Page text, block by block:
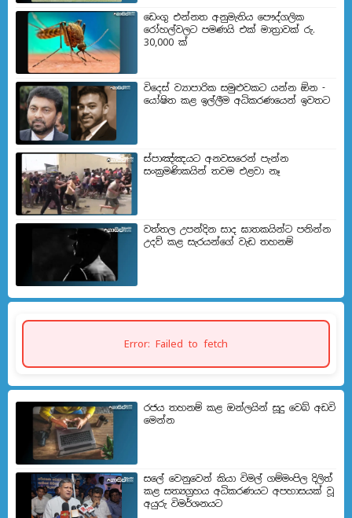
ඩෙංගු එන්නත අනුමැතිය පෞද්ගලික
රෝහල්වලට පමණයි එක් මාත්‍රාවක් රු.
30,000 ක්
විදෙස් ව්‍යාපාරික සමුළුවකට යන්න ඕන -
යෝෂිත කළ ඉල්ලීම අධිකරණයෙන් ඉවතට
ස්පාඤ්ඤයට අනවසරෙන් පැන්න
සංක්‍රමණිකයින් තවම එළවා නෑ
වත්තල උපන්දින සාද ඝාතකයින්ට පනින්න
උදව් කළ සැරයන්ගේ වැඩ තහනම්
Error: Failed to fetch
රජය තහනම් කළ ඔන්ලයින් සූදු වෙබ් අඩවි
මෙන්න
සලේ වෙනුවෙන් කියා විමල් ගම්මංපිල දිලිත්
කළ සත්‍යග්‍රහය අධිකරණයට අපහාසයක් වූ
අයුරු විමර්ශනයට